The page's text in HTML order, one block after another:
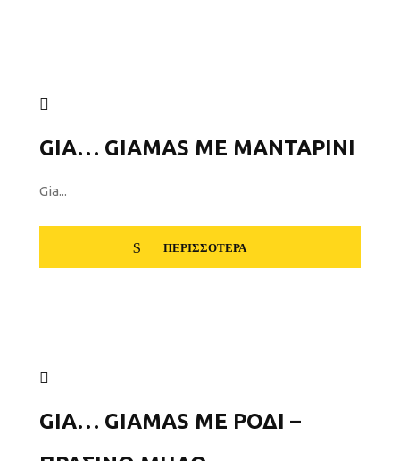
GIA… GIAMAS ΜΕ ΜΑΝΤΑΡΊΝΙ
Gia...
ΠΕΡΙΣΣΌΤΕΡΑ
GIA… GIAMAS ΜΕ ΡΌΔΙ –